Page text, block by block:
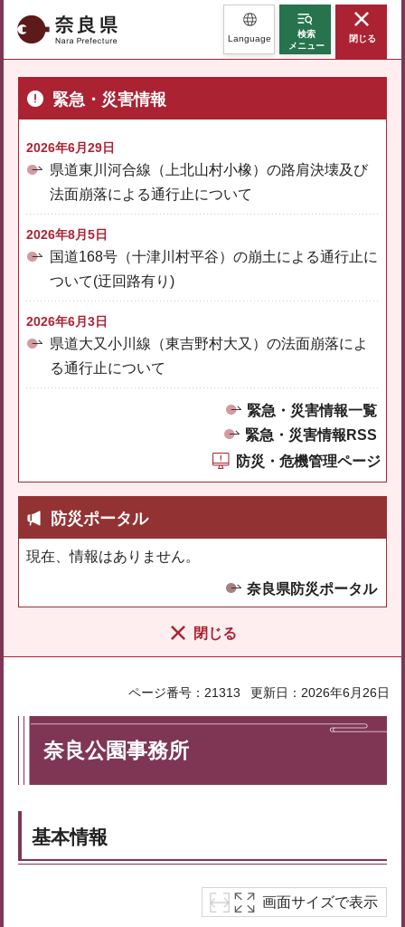
奈良県 Language
検索
メニュー
閉じる
緊急・災害情報
2026年6月29日
県道東川河合線（上北山村小橡）の路肩決壊及び
法面崩落による通行止について
2026年8月5日
国道168号（十津川村平谷）の崩土による通行止に
ついて(迂回路有り)
2026年6月3日
県道大又小川線（東吉野村大又）の法面崩落によ
る通行止について
緊急・災害情報一覧
緊急・災害情報RSS
防災・危機管理ページ
防災ポータル
現在、情報はありません。
奈良県防災ポータル
閉じる
ページ番号：21313 更新日：2026年6月26日
奈良公園事務所
基本情報
画面サイズで表示